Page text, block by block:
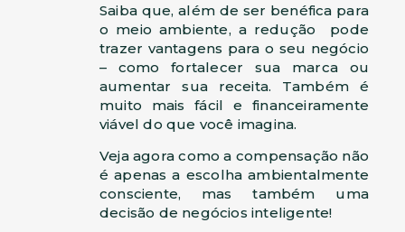
Saiba que, além de ser benéfica para
o meio ambiente, a redução pode
trazer vantagens para o seu negócio
– como fortalecer sua marca ou
aumentar sua receita. Também é
muito mais fácil e financeiramente
viável do que você imagina.
Veja agora como a compensação não
é apenas a escolha ambientalmente
consciente, mas também uma
decisão de negócios inteligente!